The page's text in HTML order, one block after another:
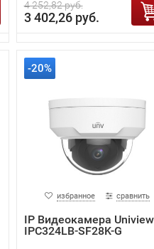
4 252,82 руб.
3 402,26 руб.
-20%
избранное сравнить
IP Видеокамера Uniview
IPC324LB-SF28K-G